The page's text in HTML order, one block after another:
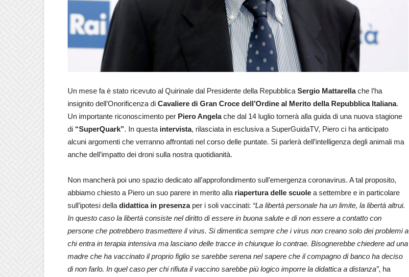
Un mese fa è stato ricevuto al Quirinale dal Presidente della Repubblica Sergio Mattarellache l’ha
insignito dell’Onorificenza di Cavaliere di Gran Croce dell’Ordine al Merito della Repubblica Italiana.
Un importante riconoscimento per Piero Angelache dal 14 luglio tornerà alla guida di una nuova stagione
di “SuperQuark”. In questa intervista, rilasciata in esclusiva a SuperGuidaTV, Piero ci ha anticipato
alcuni argomenti che verranno affrontati nel corso delle puntate. Si parlerà dell’intelligenza degli animali ma
anche dell’impatto dei droni sulla nostra quotidianità.
Non mancherà poi uno spazio dedicato all’approfondimento sull’emergenza coronavirus. A tal proposito,
abbiamo chiesto a Piero un suo parere in merito alla riapertura delle scuole a settembre e in particolare
sull’ipotesi della didattica in presenzaper i soli vaccinati: “La libertà personale ha un limite, la libertà altrui.
In questo caso la libertà consiste nel diritto di essere in buona salute e di non essere a contatto con
persone che potrebbero trasmettere il virus. Si dimentica sempre che i virus non creano solo dei problemi a
chi entra in terapia intensiva ma lasciano delle tracce in chiunque lo contrae. Bisognerebbe chiedere ad una
madre che ha vaccinato il proprio figlio se sarebbe serena nel sapere che il compagno di banco ha deciso
di non farlo. In quel caso per chi rifiuta il vaccino sarebbe più logico imporre la didattica a distanza”, ha